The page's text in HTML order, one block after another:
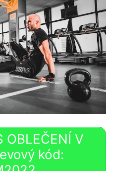
OBLEČENÍ V
kód: